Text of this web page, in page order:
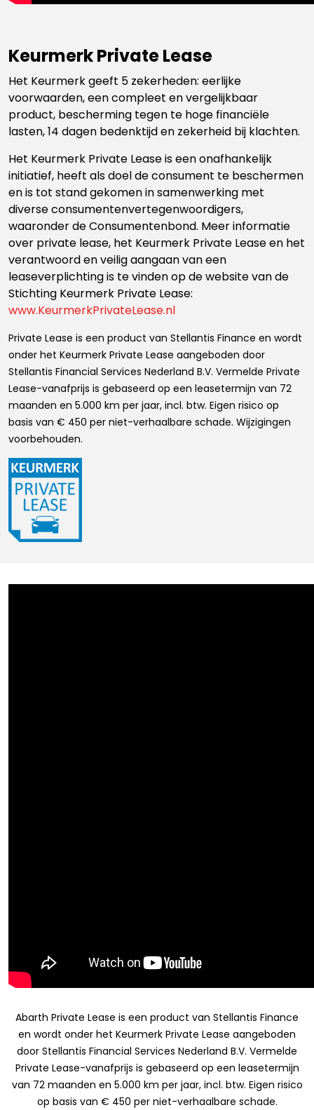
Keurmerk Private Lease
Het Keurmerk geeft 5 zekerheden: eerlijke
voorwaarden, een compleet en vergelijkbaar
product, bescherming tegen te hoge financiële
lasten, 14 dagen bedenktijd en zekerheid bij klachten.
Het Keurmerk Private Lease is een onafhankelijk
initiatief, heeft als doel de consument te beschermen
en is tot stand gekomen in samenwerking met
diverse consumentenvertegenwoordigers,
waaronder de Consumentenbond. Meer informatie
over private lease, het Keurmerk Private Lease en het
verantwoord en veilig aangaan van een
leaseverplichting is te vinden op de website van de
Stichting Keurmerk Private Lease:
www.KeurmerkPrivateLease.nl
Private Lease is een product van Stellantis Finance en wordt
onder het Keurmerk Private Lease aangeboden door
Stellantis Financial Services Nederland B.V. Vermelde Private
Lease-vanafprijs is gebaseerd op een leasetermijn van 72
maanden en 5.000 km per jaar, incl. btw. Eigen risico op
basis van € 450 per niet-verhaalbare schade. Wijzigingen
voorbehouden.
Abarth Private Lease is een product van Stellantis Finance
en wordt onder het Keurmerk Private Lease aangeboden
door Stellantis Financial Services Nederland B.V. Vermelde
Private Lease-vanafprijs is gebaseerd op een leasetermijn
van 72 maanden en 5.000 km per jaar, incl. btw. Eigen risico
op basis van € 450 per niet-verhaalbare schade.